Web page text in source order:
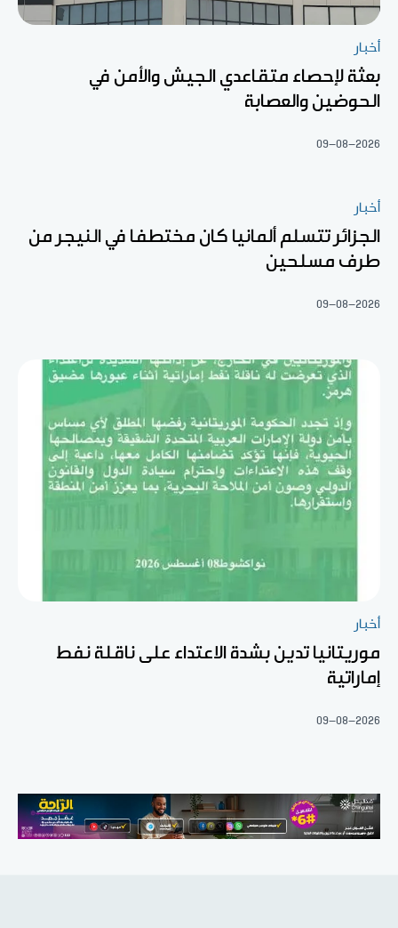
أخبار
بعثة لإحصاء متقاعدي الجيش والأمن في
الحوضين والعصابة
09-08-2026
أخبار
الجزائر تتسلم ألمانيا كان مختطفا في النيجر من
طرف مسلحين
09-08-2026
أخبار
موريتانيا تدين بشدة الاعتداء على ناقلة نفط
إماراتية
09-08-2026